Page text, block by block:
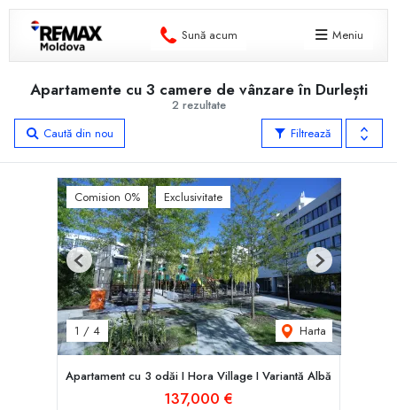
Sună acum Meniu
2 rezultate
Apartamente cu 3 camere de vânzare în Durlești
Filtrează
Caută din nou
Comision 0% Exclusivitate
1 / 4 Harta
Previous Next
Apartament cu 3 odăi I Hora Village I Variantă Albă
137,000 €